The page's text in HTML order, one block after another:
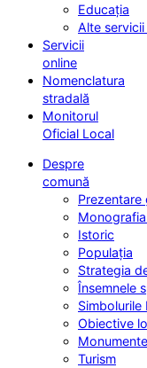
Educația
Alte
Servicii
online
Nomenclatura
stradală
Monitorul
Oficial Local
Despre
comună
Prezentare
Istoric
Populația
Strategia
Însemnele
Simbolurile
Obiective
Turism